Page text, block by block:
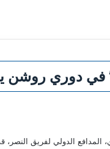
في دوري روشن
المدافع الدولي لفريق